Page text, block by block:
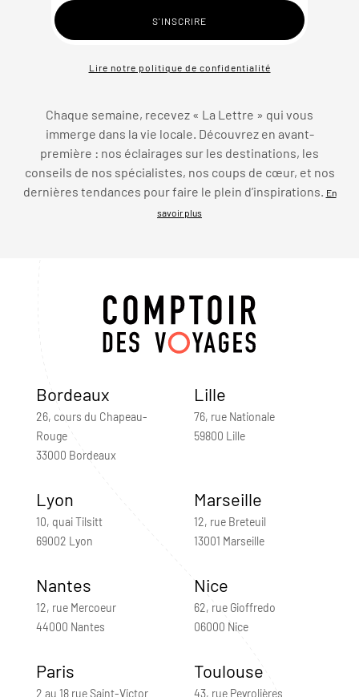
Lire notre politique de confidentialité
Chaque semaine, recevez « La Lettre » qui vous
immerge dans la vie locale. Découvrez en avant-
première : nos éclairages sur les destinations, les
conseils de nos spécialistes, nos coups de cœur, et nos
dernières tendances pour faire le plein d’inspirations.
En
savoir plus
Bordeaux
26, cours du Chapeau-
Rouge
33000 Bordeaux
Lille
76, rue Nationale
59800 Lille
Lyon
10, quai Tilsitt
69002 Lyon
Marseille
12, rue Breteuil
13001 Marseille
Nantes
12, rue Mercoeur
44000 Nantes
Nice
62, rue Gioffredo
06000 Nice
Paris
2 au 18 rue Saint-Victor
Toulouse
43, rue Peyrolières